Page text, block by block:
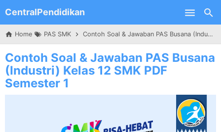
Skip to main content
CentralPendidikan
Home PAS SMK Contoh Soal & Jawaban PAS Busana (Industri) Kelas 12 SMK PDF Semester 1
Contoh Soal & Jawaban PAS Busana
(Industri) Kelas 12 SMK PDF
Semester 1